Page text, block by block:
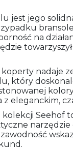
jest jego
na
koperty nadaje
który
z eleganckim,
kolekcji Seehof